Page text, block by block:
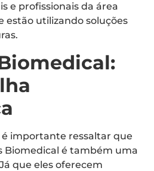
e profissionais da área
estão utilizando soluções
importante ressaltar que
Biomedical é também uma
que eles oferecem